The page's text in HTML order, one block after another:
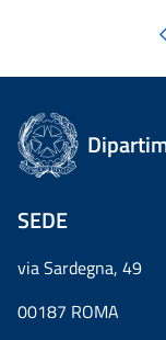
SEDE
via Sardegna, 49
00187 ROMA